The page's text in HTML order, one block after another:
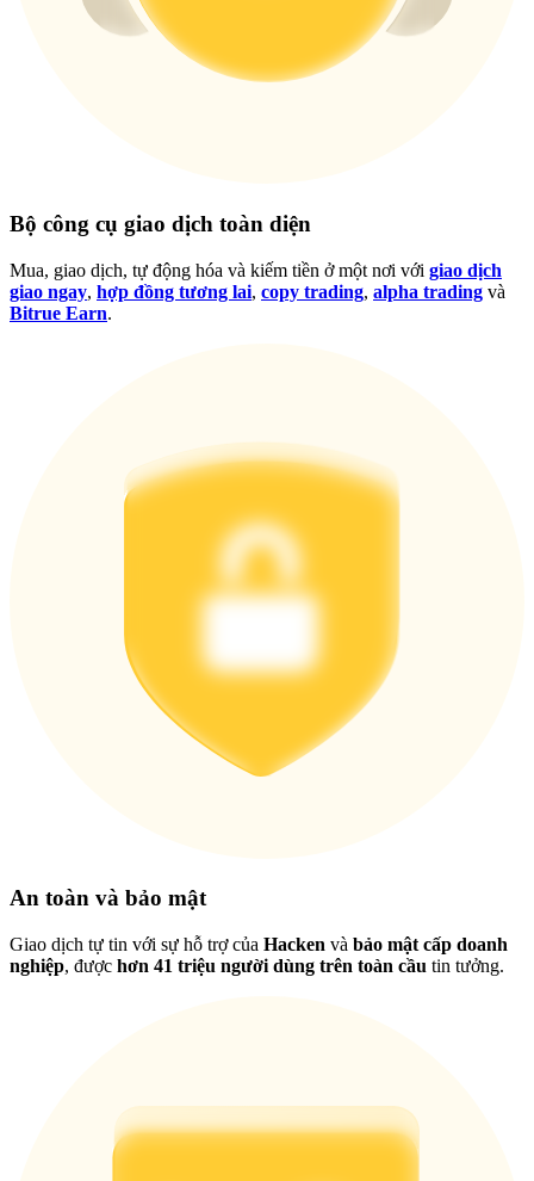
Thêm sự kiện
Nhận giải thưởng và phần thưởng độc quyền
Bộ công cụ giao dịch toàn diện
Mua, giao dịch, tự động hóa và kiếm tiền ở một nơi với giao dịch
giao ngay, hợp đồng tương lai, copy trading, alpha trading và
Bitrue Earn.
An toàn và bảo mật
Giao dịch tự tin với sự hỗ trợ của Hacken và bảo mật cấp doanh
nghiệp, được hơn 41 triệu người dùng trên toàn cầu tin tưởng.